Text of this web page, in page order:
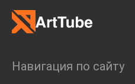
Мастерские
Дискуссия
Пост-релиз
Маркет
Навигация по сайту